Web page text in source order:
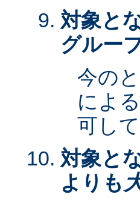
対象と
グルー
今の
によ
可し
対象と
よりも